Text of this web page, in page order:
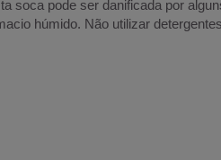
soca pode ser danificada por
húmido. Não utilizar